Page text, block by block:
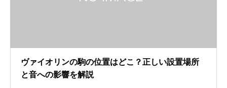
ヴァイオリンの駒の位置はどこ？正しい設置場所
と音への影響を解説